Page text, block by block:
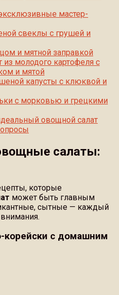
мастер-
свеклы с грушей и
и мятной заправкой
из молодого картофеля с
и мятой
капусты с клюквой и
с морковью и грецкими
овощной салат
салаты:
которые
может быть главным
сытные — каждый
корейски с домашним